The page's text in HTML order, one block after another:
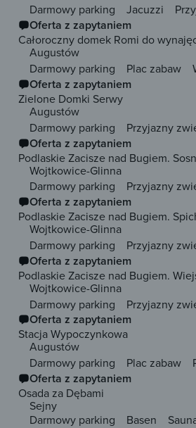
Darmowy parking Jacuzzi
Oferta z zapytaniem
Całoroczny domek Romi do
Augustów
Darmowy parking
Plac zabaw
Oferta z zapytaniem
Zielone Domki Serwy
Augustów
Darmowy parking Przyjazny
Oferta z zapytaniem
Podlaskie Zacisze nad Bugiem.
Wojtkowice-Glinna
Darmowy parking Przyjazny
Oferta z zapytaniem
Podlaskie Zacisze nad Bugiem.
Wojtkowice-Glinna
Darmowy parking Przyjazny
Oferta z zapytaniem
Podlaskie Zacisze nad Bugiem.
Wojtkowice-Glinna
Darmowy parking Przyjazny
Oferta z zapytaniem
Stacja Wypoczynkowa
Augustów
Darmowy parking Plac zabaw
Oferta z zapytaniem
Osada za Dębami
Sejny
Darmowy parking
Basen